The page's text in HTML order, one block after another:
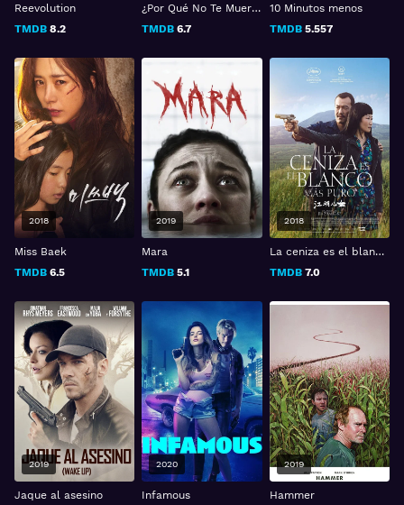
Reevolution
TMDB 8.2
¿Por Qué No Te Mueres?
TMDB 6.7
10 Minutos menos
TMDB5.557
Miss Baek
TMDB 6.5
2018
Mara
TMDB 5.1
2019
La ceniza es el blanco más puro
TMDB7.0
2018
Jaque al asesino
2019
Infamous
2020
Hammer
2019